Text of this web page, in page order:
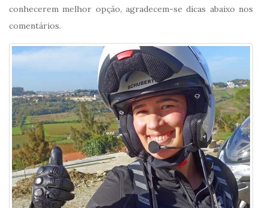
conhecerem melhor opção, agradecem-se dicas abaixo nos
comentários.